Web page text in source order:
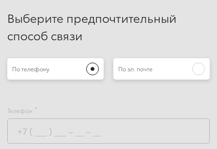
Выберите предпочтительный
способ связи
По телефону По эл. почте
Телефон